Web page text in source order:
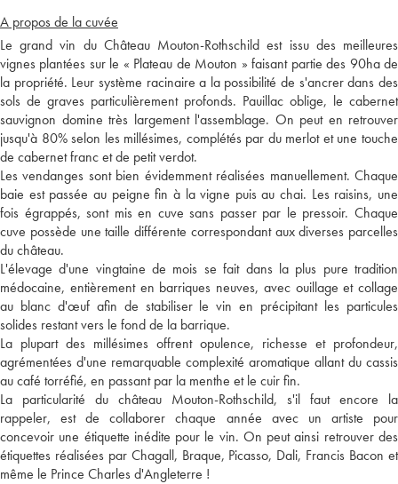
A propos de la cuvée
Le grand vin du Château Mouton-Rothschild est issu des meilleures
vignes plantées sur le « Plateau de Mouton » faisant partie des 90ha de
la propriété. Leur système racinaire a la possibilité de s'ancrer dans des
sols de graves particulièrement profonds. Pauillac oblige, le cabernet
sauvignon domine très largement l'assemblage. On peut en retrouver
jusqu'à 80% selon les millésimes, complétés par du merlot et une touche
de cabernet franc et de petit verdot.
Les vendanges sont bien évidemment réalisées manuellement. Chaque
baie est passée au peigne fin à la vigne puis au chai. Les raisins, une
fois égrappés, sont mis en cuve sans passer par le pressoir. Chaque
cuve possède une taille différente correspondant aux diverses parcelles
du château.
L'élevage d'une vingtaine de mois se fait dans la plus pure tradition
médocaine, entièrement en barriques neuves, avec ouillage et collage
au blanc d'œuf afin de stabiliser le vin en précipitant les particules
solides restant vers le fond de la barrique.
La plupart des millésimes offrent opulence, richesse et profondeur,
agrémentées d'une remarquable complexité aromatique allant du cassis
au café torréfié, en passant par la menthe et le cuir fin.
La particularité du château Mouton-Rothschild, s'il faut encore la
rappeler, est de collaborer chaque année avec un artiste pour
concevoir une étiquette inédite pour le vin. On peut ainsi retrouver des
étiquettes réalisées par Chagall, Braque, Picasso, Dali, Francis Bacon et
même le Prince Charles d'Angleterre !